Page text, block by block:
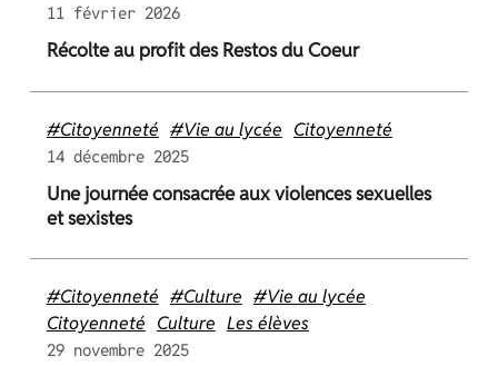
11 février 2026
Récolte au profit des Restos du Coeur
#Citoyenneté #Vie au lycée Citoyenneté
14 décembre 2025
Une journée consacrée aux violences sexuelles
et sexistes
#Citoyenneté #Culture #Vie au lycée
Citoyenneté Culture Les élèves
29 novembre 2025